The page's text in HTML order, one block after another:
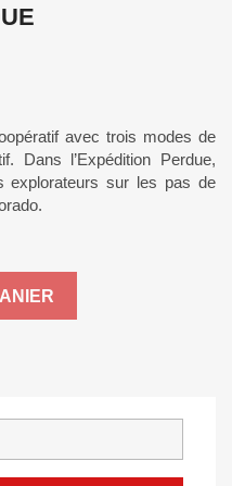
avec trois modes de
Dans l’Expédition Perdue,
explorateurs sur les pas de